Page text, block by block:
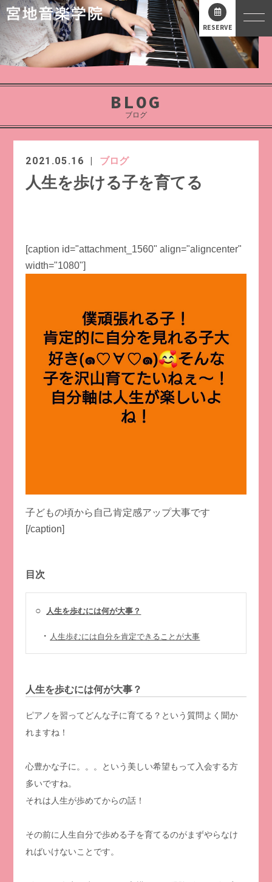
RESERVE
BLOG
ブログ
2021.05.16 ブログ
人生を歩ける子を育てる
[caption id="attachment_1560" align="aligncenter"
width="1080"]
子どもの頃から自己肯定感アップ大事です
[/caption]
目次
○ 人生を歩むには何が大事？
・ 人生歩むには自分を肯定できることが大事
人生を歩むには何が大事？
ピアノを習ってどんな子に育てる？という質問よく聞か
れますね！
心豊かな子に。。。という美しい希望もって入会する方
多いですね。
それは人生が歩めてからの話！
その前に人生自分で歩める子を育てるのがまずやらなけ
ればいけないことです。